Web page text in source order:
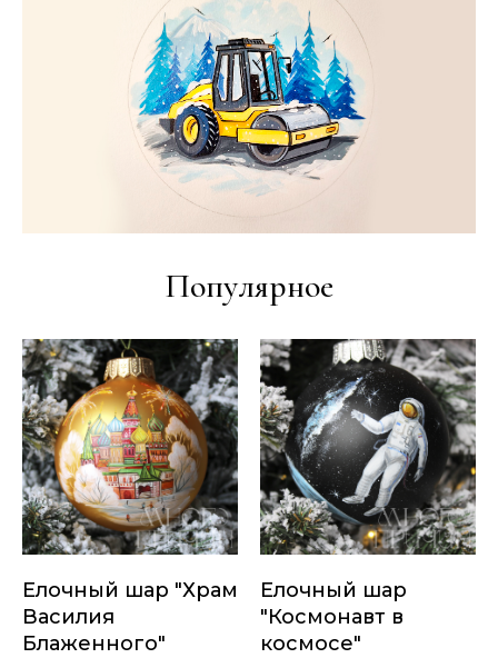
Популярное
Елочный шар "Храм
Василия
Блаженного"
Елочный шар
"Космонавт в
космосе"